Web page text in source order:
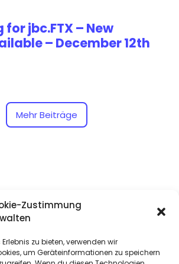
Zustimmung
zu bieten, verwenden wir
um Geräteinformationen zu speichern
jbc.FTX – New
– December 12th
Mehr Beiträge